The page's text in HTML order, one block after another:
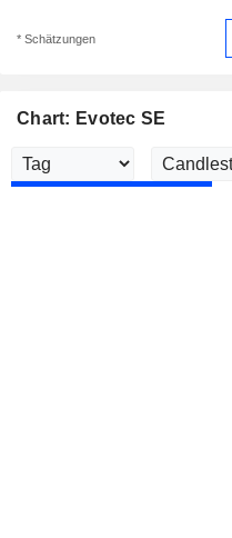
* Schätzungen
Chart: Evotec SE